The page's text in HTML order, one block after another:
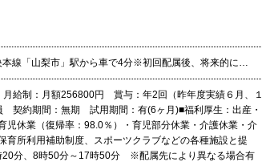
線「山梨市」駅から車で4分※初回配属後、将来的に…
給制：月額256800円 賞与：年2回（昨年度実績６月、１
契約期間：無期 試用期間：有(6ヶ月)■福利厚生：出産・
児休業（復帰率：98.0％）・育児部分休業・介護休業・介
所利用補助制度、スポーツクラブなどの各種施設と提
20分、8時50分～17時50分 ※配属先により異なる場合有